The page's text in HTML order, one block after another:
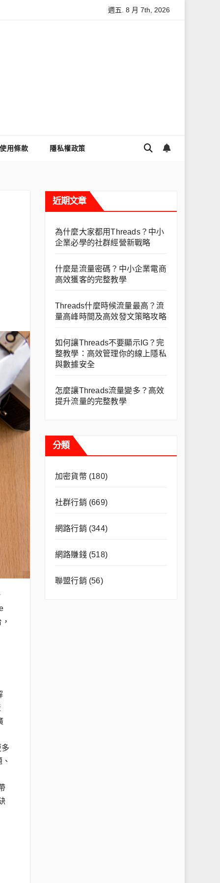
Threads流量變多？高效提升流量的完整教學
週五. 8 月 7th, 2026
使用條款 隱私權政策
近期文章
為什麼大家都用Threads？中小
企業必學的社群經營新戰略
什麼是流量密碼？中小企業電商
高效獲客的完整教學
Threads什麼時候流量最高？流
量高峰時間及高效發文策略攻略
如何讓Threads不要顯示IG？完
整教學：高效管理你的線上隱私
與數據安全
怎麼讓Threads流量變多？高效
提升流量的完整教學
分類
加密貨幣(180)
社群行銷 (669)
網路行銷 (344)
網路賺錢(518)
聯盟行銷 (56)